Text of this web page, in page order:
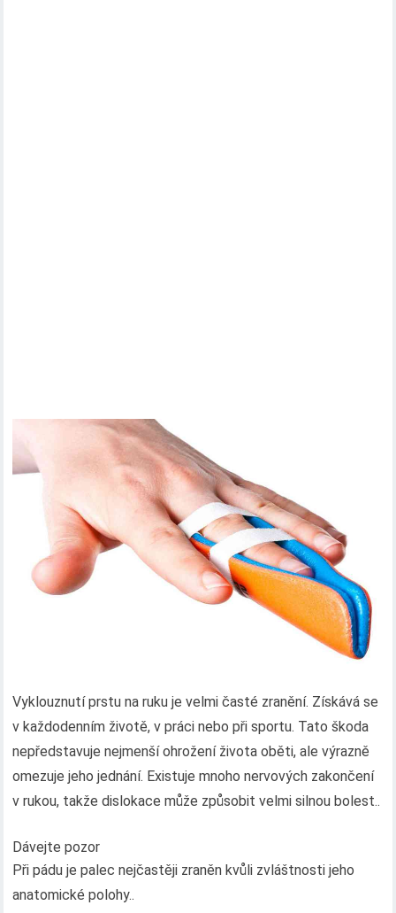
Vyklouznutí prstu na ruku je velmi časté zranění. Získává se
v každodenním životě, v práci nebo při sportu. Tato škoda
nepředstavuje nejmenší ohrožení života oběti, ale výrazně
omezuje jeho jednání. Existuje mnoho nervových zakončení
v rukou, takže dislokace může způsobit velmi silnou bolest..
Dávejte pozor
Při pádu je palec nejčastěji zraněn kvůli zvláštnosti jeho
anatomické polohy..